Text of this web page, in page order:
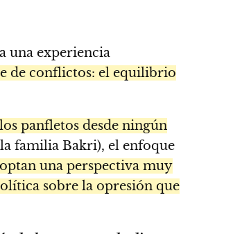
una experiencia
de conflictos: el equilibrio
panfletos desde ningún
familia Bakri), el enfoque
una perspectiva muy
sobre la opresión que